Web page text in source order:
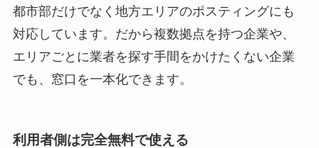
都市部だけでなく地方エリアのポスティングにも
対応しています。だから複数拠点を持つ企業や、
エリアごとに業者を探す手間をかけたくない企業
でも、窓口を一本化できます。
利用者側は完全無料で使える